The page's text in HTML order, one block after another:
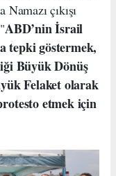
çıkışı
ABD’nin İsrail
tepki göstermek,
Büyük Dönüş
Felaket olarak
etmek için